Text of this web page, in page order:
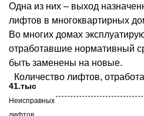
Одна из них – выход
лифтов в многоквартирных
Во многих домах
отработавшие нормативный
быть заменены на новые.
Количество лифтов,
41.тыс
Неисправных